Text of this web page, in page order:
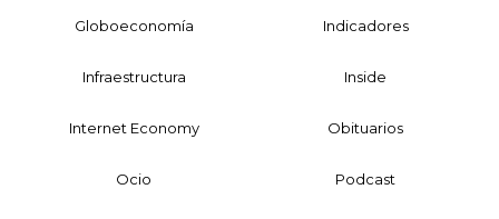
Globoeconomía Indicadores
Infraestructura Inside
Internet Economy Obituarios
Ocio Podcast